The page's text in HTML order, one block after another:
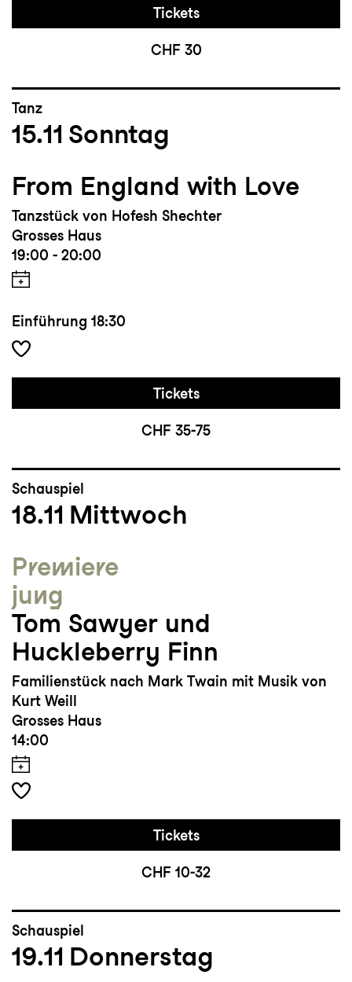
Tickets
CHF 30
Tanz
15.11 Sonntag
From England with Love
Tanzstück von Hofesh Shechter
Grosses Haus
19:00 - 20:00
Einführung 18:30
Tickets
CHF 35-75
Schauspiel
18.11 Mittwoch
Premiere
jung
Tom Sawyer und
Huckleberry Finn
Familienstück nach Mark Twain mit Musik von
Kurt Weill
Grosses Haus
14:00
Tickets
CHF 10-32
Schauspiel
19.11 Donnerstag